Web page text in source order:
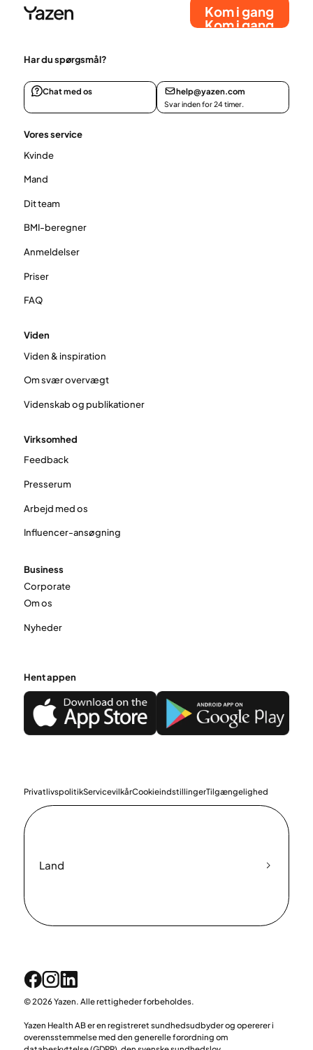
Kom i gang
Kom i gang
Har du spørgsmål?
Chat med os help@yazen.com
Svar inden for 24 timer.
Vores service
Kvinde
Mand
Dit team
BMI-beregner
Anmeldelser
Priser
FAQ
Viden
Viden & inspiration
Om svær overvægt
Videnskab og publikationer
Virksomhed
Feedback
Presserum
Arbejd med os
Influencer-ansøgning
Business
Corporate
Om os
Nyheder
Hent appen
PrivatlivspolitikServicevilkårCookieindstillingerTilgængelighed
Land
© 2026 Yazen. Alle rettigheder forbeholdes.
Yazen Health AB er en registreret sundhedsudbyder og opererer i
overensstemmelse med den generelle forordning om